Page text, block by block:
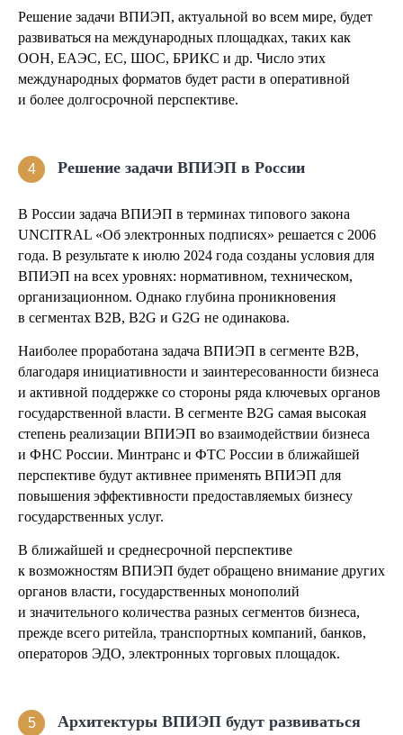
Решение задачи ВПИЭП, актуальной во всем мире, будет
развиваться на международных площадках, таких как
ООН, ЕАЭС, ЕС, ШОС, БРИКС и др. Число этих
международных форматов будет расти в оперативной
и более долгосрочной перспективе.
4 Решение задачи ВПИЭП в России
В России задача ВПИЭП в терминах типового закона
UNCITRAL «Об электронных подписях» решается с 2006
года. В результате к июлю 2024 года созданы условия для
ВПИЭП на всех уровнях: нормативном, техническом,
организационном. Однако глубина проникновения
в сегментах B2B, B2G и G2G не одинакова.
Наиболее проработана задача ВПИЭП в сегменте B2B,
благодаря инициативности и заинтересованности бизнеса
и активной поддержке со стороны ряда ключевых органов
государственной власти. В сегменте B2G самая высокая
степень реализации ВПИЭП во взаимодействии бизнеса
и ФНС России. Минтранс и ФТС России в ближайшей
перспективе будут активнее применять ВПИЭП для
повышения эффективности предоставляемых бизнесу
государственных услуг.
В ближайшей и среднесрочной перспективе
к возможностям ВПИЭП будет обращено внимание других
органов власти, государственных монополий
и значительного количества разных сегментов бизнеса,
прежде всего ритейла, транспортных компаний, банков,
операторов ЭДО, электронных торговых площадок.
5
Архитектуры ВПИЭП будут развиваться